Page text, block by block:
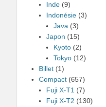
Inde (9)
Indonésie (3)
Java (3)
Japon (15)
Kyoto (2)
Tokyo (12)
Billet (1)
Compact (657)
Fuji X-T1 (7)
Fuji X-T2 (130)